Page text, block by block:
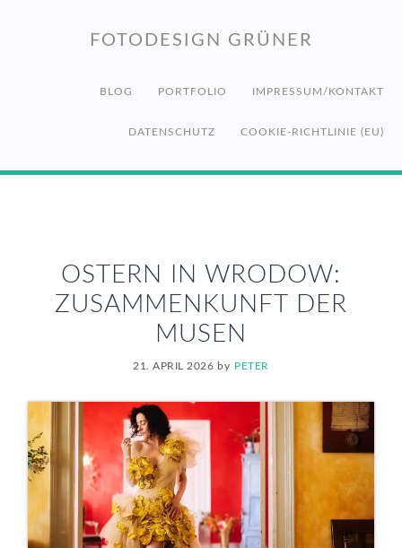
HauptnavigationFOTODESIGN GRÜNER
BLOG PORTFOLIO IMPRESSUM/KONTAKT
DATENSCHUTZ COOKIE-RICHTLINIE (EU)
OSTERN IN WRODOW:
ZUSAMMENKUNFT DER
MUSEN
21. APRIL 2026 by PETER